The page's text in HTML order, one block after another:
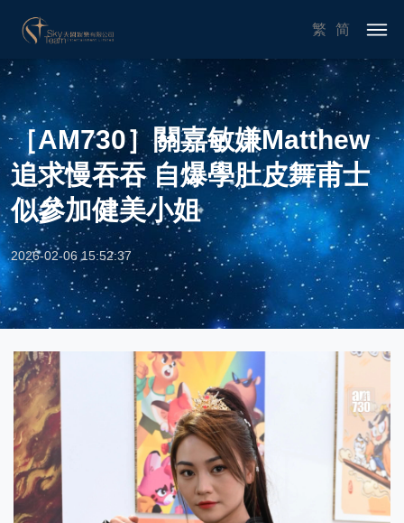
繁 简
［AM730］關嘉敏嫌Matthew
追求慢吞吞 自爆學肚皮舞甫士
似參加健美小姐
2026-02-06 15:52:37